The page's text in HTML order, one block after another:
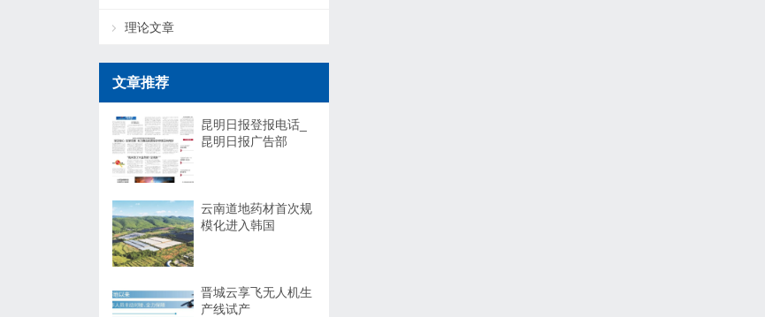
理论文章
文章推荐
昆明日报登报电话_
昆明日报广告部
云南道地药材首次规
模化进入韩国
晋城云享飞无人机生
产线试产